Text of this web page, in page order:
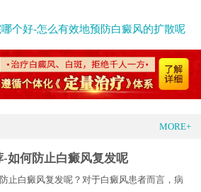
个好-怎么有效地预防白癜风的扩散呢
MORE+
如何防止白癜风复发呢
止白癜风复发呢？对于白癜风患者而言，病